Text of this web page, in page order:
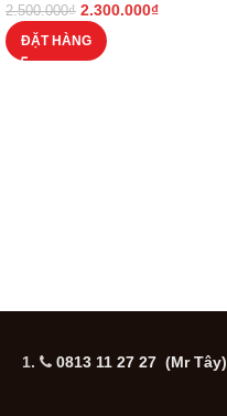
2.500.000₫ 2.300.000₫
ĐẶT HÀNG
1. 0813 11 27 27 (Mr Tây)